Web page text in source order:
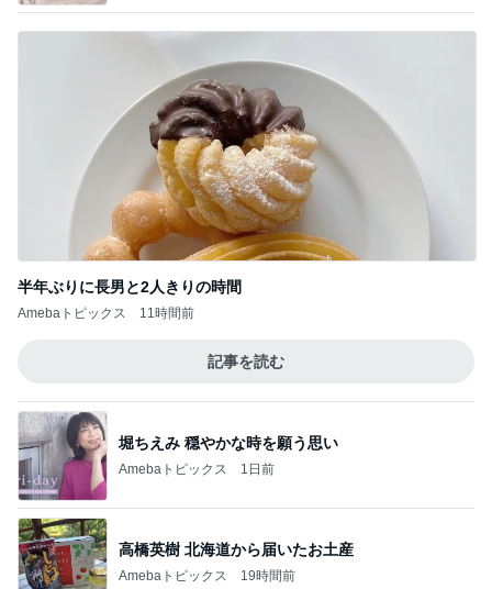
半年ぶりに長男と2人きりの時間
Amebaトピックス 11時間前
記事を読む
堀ちえみ 穏やかな時を願う思い
Amebaトピックス 1日前
高橋英樹 北海道から届いたお土産
Amebaトピックス 19時間前